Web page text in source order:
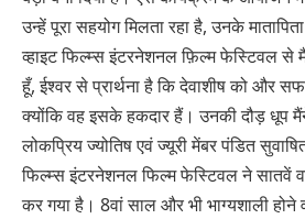
उन्हें पूरा सहयोग मिलता रहा है, उनके
व्हाइट फिल्म्स इंटरनेशनल फ़िल्म फेस्टिवल
हूँ, ईश्वर से प्रार्थना है कि देवाशीष को और
क्योंकि वह इसके हकदार हैं। उनकी दौड़ धूप
लोकप्रिय ज्योतिष एवं ज्यूरी मेंबर पंडित
फिल्म्स इंटरनेशनल फिल्म फेस्टिवल ने सातवें
कर गया है। 8वां साल और भी भाग्यशाली